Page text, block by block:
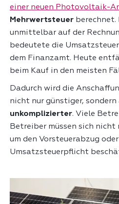
einer neuen Photovoltaik-
Mehrwertsteuer
unmittelbar auf der
bedeutete die
dem Finanzamt. Heute
beim Kauf in den meisten
Dadurch wird die
nicht nur günstiger, sondern
unkomplizierter. Viele
Betreiber müssen sich nicht
um den Vorsteuerabzug
Umsatzsteuerpflicht